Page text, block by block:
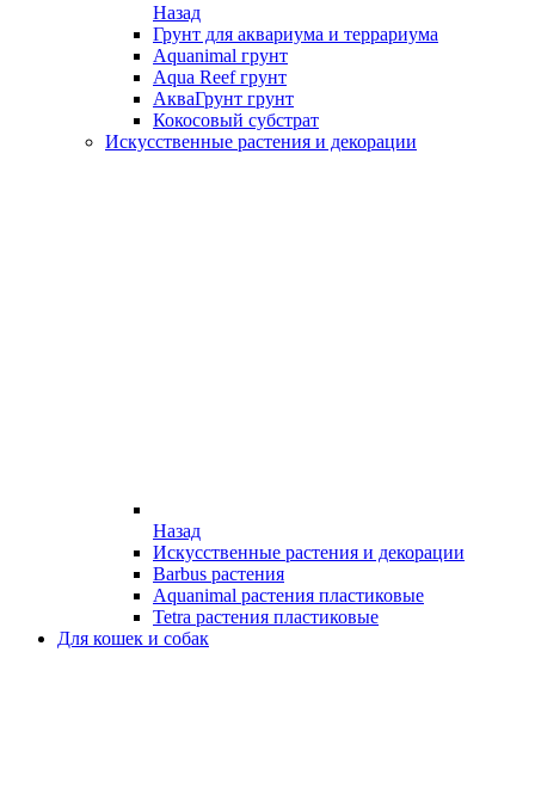
Назад
Грунт для аквариума и террариума
Aquanimal грунт
Aqua Reef грунт
АкваГрунт грунт
Кокосовый субстрат
Искусственные растения и декорации
Назад
Искусственные растения и декорации
Barbus растения
Aquanimal растения пластиковые
Tetra растения пластиковые
Для кошек и собак